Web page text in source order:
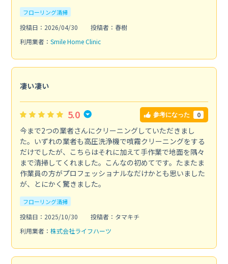
フローリング清掃
投稿日：2026/04/30
投稿者：春樹
利用業者： Smile Home Clinic
凄い凄い
5.0 参考になった 0
今まで2つの業者さんにクリーニングしていただきまし
た。いずれの業者も高圧洗浄機で噴霧クリーニングをする
だけでしたが、こちらはそれに加えて手作業で地面を隅々
まで清掃してくれました。こんなの初めてです。たまたま
作業員の方がプロフェッショナルなだけかとも思いました
が、とにかく驚きました。
フローリング清掃
投稿日：2025/10/30
投稿者：タマキチ
利用業者： 株式会社ライフハーツ